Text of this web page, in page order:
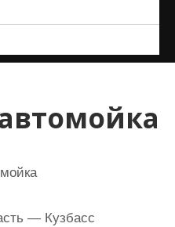
— Кузбасс